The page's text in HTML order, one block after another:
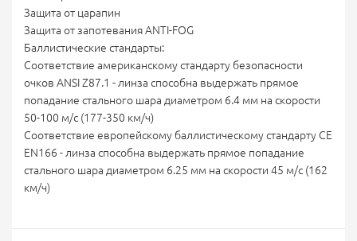
Защита от царапин
Защита от запотевания ANTI-FOG
Баллистические стандарты:
Соответствие американскому стандарту безопасности
очков ANSI Z87.1 - линза способна выдержать прямое
попадание стального шара диаметром 6.4 мм на скорости
50-100 м/с (177-350 км/ч)
Соответствие европейскому баллистическому стандарту CE
EN166 - линза способна выдержать прямое попадание
стального шара диаметром 6.25 мм на скорости 45 м/с (162
км/ч)